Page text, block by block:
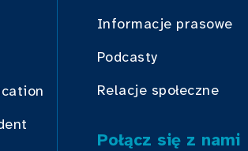
Informacje prasowe
Podcasty
Relacje społeczne
Połącz się z nami